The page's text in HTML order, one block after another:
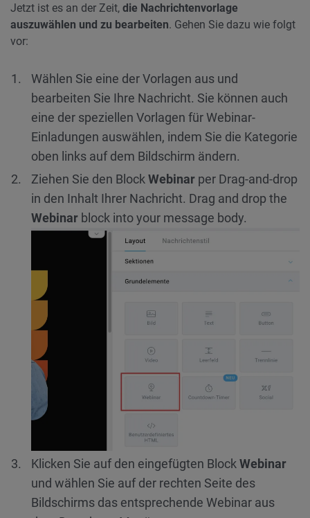
Jetzt ist es an der Zeit, die Nachrichtenvorlage
auszuwählen und zu bearbeiten. Gehen Sie dazu wie folgt
vor:
Wählen Sie eine der Vorlagen aus und
bearbeiten Sie Ihre Nachricht. Sie können auch
eine der speziellen Vorlagen für Webinar-
Einladungen auswählen, indem Sie die Kategorie
oben links auf dem Bildschirm ändern.
Ziehen Sie den Block Webinar per Drag-and-drop
in den Inhalt Ihrer Nachricht. Drag and drop the
Webinar block into your message body.
Klicken Sie auf den eingefügten BlockWebinar
und wählen Sie auf der rechten Seite des
Bildschirms das entsprechende Webinar aus